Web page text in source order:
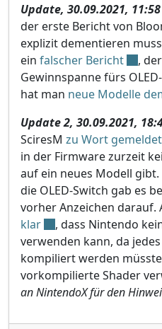
Update, 30.09.2021,
der erste Bericht von
explizit dementieren
ein falscher Bericht
,
Gewinnspanne fürs
hat man neue Modelle
Update 2, 30.09.2021,
SciresM zu Wort gemeldet
in der Firmware zurzeit
auf ein neues Modell
die OLED-Switch gab es
vorher Anzeichen darauf.
klar
, dass Nintendo
verwenden kann, da
kompiliert werden
vorkompilierte Shader
an NintendoX für den